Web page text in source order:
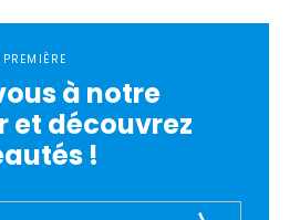
à notre
et découvrez
!